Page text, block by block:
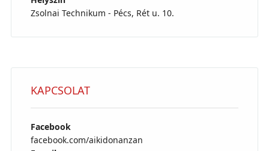
Zsolnai Technikum - Pécs, Rét u. 10.
KAPCSOLAT
Facebook
facebook.com/aikidonanzan